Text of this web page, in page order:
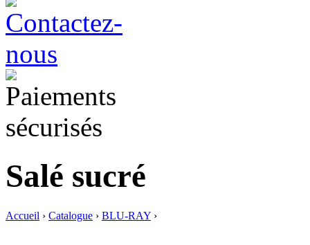
Salé sucré
Accueil › Catalogue › BLU-RAY ›